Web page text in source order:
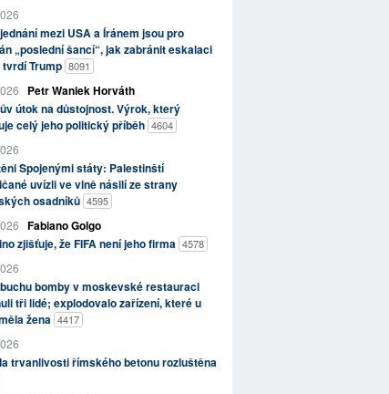
mezi USA a Íránem jsou pro
„poslední šancí“, jak zabránit eskalaci
Trump 8091
Petr Waniek Horváth
útok na důstojnost. Výrok, který
celý jeho politický příběh 4604
Spojenými státy: Palestinští
uvízli ve vlně násilí ze strany
osadníků 4595
Fabiano Golgo
zjišťuje, že FIFA není jeho firma 4578
bomby v moskevské restauraci
tři lidé; explodovalo zařízení, které u
žena 4417
trvanlivosti římského betonu rozluštěna